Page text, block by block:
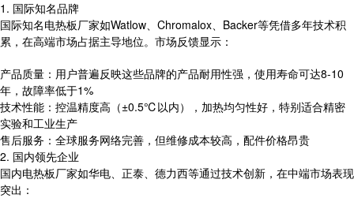
1. 国际知名品牌
国际知名电热板厂家如Watlow、Chromalox、Backer等凭借多年技术积
累，在高端市场占据主导地位。市场反馈显示：
产品质量：用户普遍反映这些品牌的产品耐用性强，使用寿命可达8-10
年，故障率低于1%
技术性能：控温精度高（±0.5℃以内），加热均匀性好，特别适合精密
实验和工业生产
售后服务：全球服务网络完善，但维修成本较高，配件价格昂贵
2. 国内领先企业
国内电热板厂家如华电、正泰、德力西等通过技术创新，在中端市场表现
突出：